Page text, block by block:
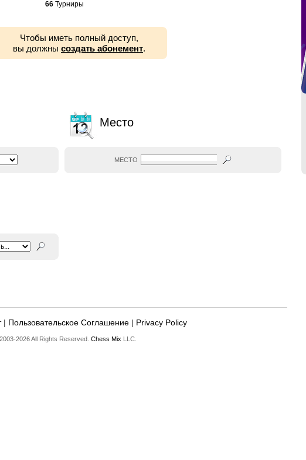
66 Турниры
Чтобы иметь полный доступ,
вы должны создать абонемент.
Место
МЕСТО
| Пользовательское Соглашение | Privacy Policy
2026 All Rights Reserved. Chess Mix LLC.